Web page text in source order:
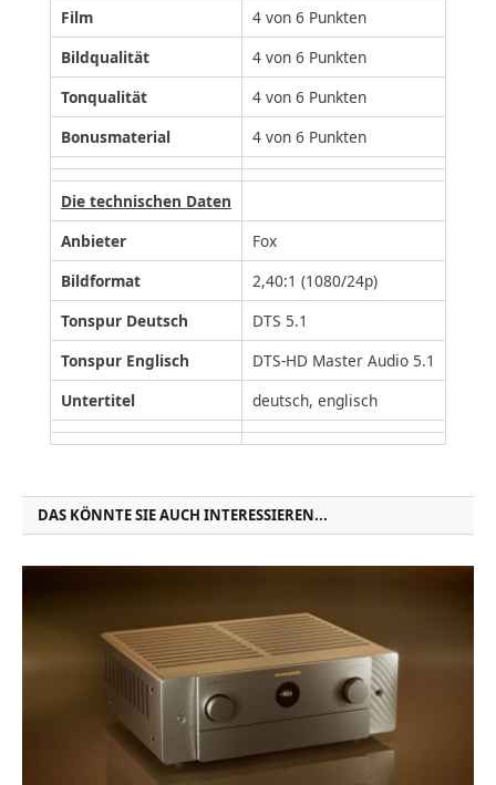
Film
4 von 6 Punkten
Bildqualität
4 von 6 Punkten
Tonqualität
4 von 6 Punkten
Bonusmaterial
4 von 6 Punkten
Die technischen Daten
Anbieter
Fox
Bildformat
2,40:1 (1080/24p)
Tonspur Deutsch
DTS 5.1
Tonspur Englisch
DTS-HD Master Audio 5.1
Untertitel
deutsch, englisch
DAS KÖNNTE SIE AUCH INTERESSIEREN...